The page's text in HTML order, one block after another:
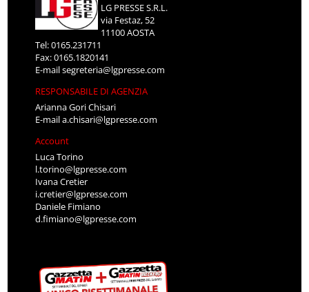
LG PRESSE S.R.L.
via Festaz, 52
11100 AOSTA
Tel: 0165.231711
Fax: 0165.1820141
E-mailsegreteria@lgpresse.com
RESPONSABILE DI AGENZIA
Arianna Gori Chisari
E-maila.chisari@lgpresse.com
Account
Luca Torino
l.torino@lgpresse.com
Ivana Cretier
i.cretier@lgpresse.com
Daniele Fimiano
d.fimiano@lgpresse.com